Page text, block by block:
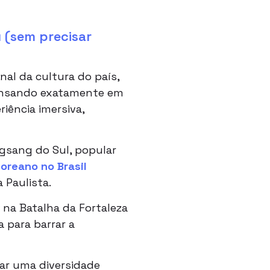
precisar
da cultura do país,
exatamente em
imersiva,
do Sul, popular
no Brasil
Paulista.
Batalha da Fortaleza
para barrar a
uma diversidade